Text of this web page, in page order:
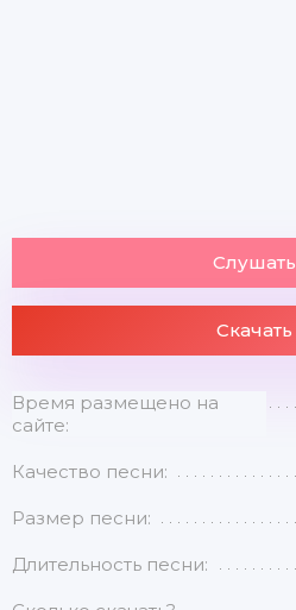
Слушать
Скачать
Время размещено на
сайте:
Качество песни:
Размер песни:
Длительность песни: